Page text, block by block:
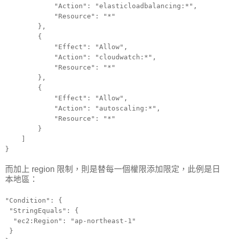
"Action": "elasticloadbalancing:*",
"Resource": "*"
},
{
"Effect": "Allow",
"Action": "cloudwatch:*",
"Resource": "*"
},
{
"Effect": "Allow",
"Action": "autoscaling:*",
"Resource": "*"
}
]
}
而加上 region 限制，則是替每一個權限添加限定，此例是日
本地區：
"Condition": {
"StringEquals": {
"ec2:Region": "ap-northeast-1"
}